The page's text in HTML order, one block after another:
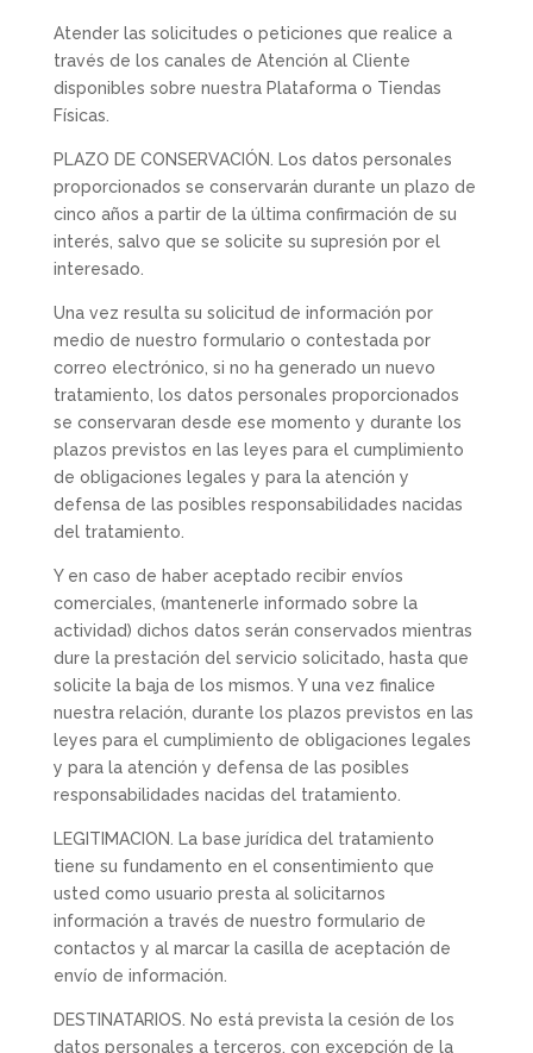
Atender las solicitudes o peticiones que realice a
través de los canales de Atención al Cliente
disponibles sobre nuestra Plataforma o Tiendas
Físicas.
PLAZO DE CONSERVACIÓN. Los datos personales
proporcionados se conservarán durante un plazo de
cinco años a partir de la última confirmación de su
interés, salvo que se solicite su supresión por el
interesado.
Una vez resulta su solicitud de información por
medio de nuestro formulario o contestada por
correo electrónico, si no ha generado un nuevo
tratamiento, los datos personales proporcionados
se conservaran desde ese momento y durante los
plazos previstos en las leyes para el cumplimiento
de obligaciones legales y para la atención y
defensa de las posibles responsabilidades nacidas
del tratamiento.
Y en caso de haber aceptado recibir envíos
comerciales, (mantenerle informado sobre la
actividad) dichos datos serán conservados mientras
dure la prestación del servicio solicitado, hasta que
solicite la baja de los mismos. Y una vez finalice
nuestra relación, durante los plazos previstos en las
leyes para el cumplimiento de obligaciones legales
y para la atención y defensa de las posibles
responsabilidades nacidas del tratamiento.
LEGITIMACION. La base jurídica del tratamiento
tiene su fundamento en el consentimiento que
usted como usuario presta al solicitarnos
información a través de nuestro formulario de
contactos y al marcar la casilla de aceptación de
envío de información.
DESTINATARIOS. No está prevista la cesión de los
datos personales a terceros, con excepción de la